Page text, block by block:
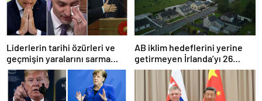
Liderlerin tarihi özürleri ve
geçmişin yaralarını sarma
çabaları
AB iklim hedeflerini yerine
getirmeyen İrlanda’yı 26
milyar euroluk ceza bekliyor